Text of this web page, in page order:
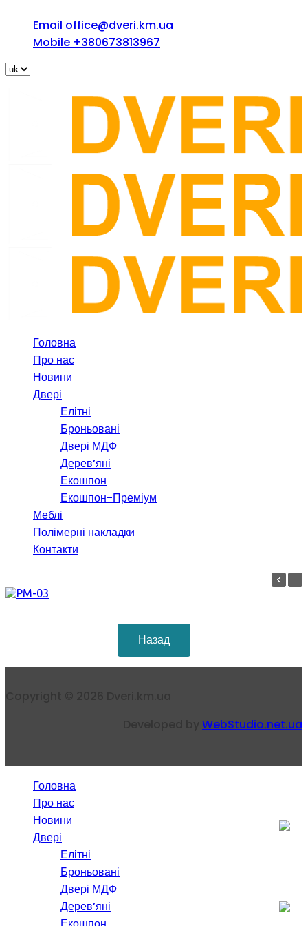
Email office@dveri.km.ua
Mobile +380673813967
Головна
Про нас
Новини
Двері
Елітні
Броньовані
Двері МДФ
Дерев’яні
Екошпон
Екошпон-Преміум
Меблі
Полімерні накладки
Контакти
Назад
WebStudio.net.ua
Головна
Про нас
Новини
Двері
Елітні
Броньовані
Двері МДФ
Дерев’яні